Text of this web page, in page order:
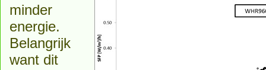
minder
energie.
Belangrijk
want dit